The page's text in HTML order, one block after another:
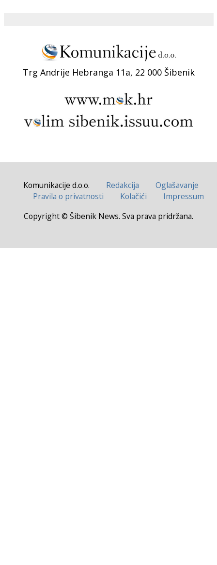
Trg Andrije Hebranga 11a, 22 000 Šibenik
Komunikacije d.o.o. Redakcija
Oglašavanje
Pravila o privatnosti
Kolačići
Impressum
Copyright © Šibenik News. Sva prava pridržana.